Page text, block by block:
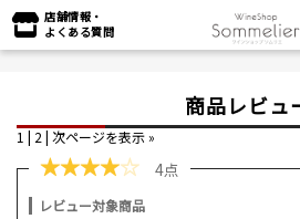
店舗情報・
よくある質問
商品レビュ
1 | 2 | 次ページを表示 »
★★★★☆ 4点
レビュー対象商品